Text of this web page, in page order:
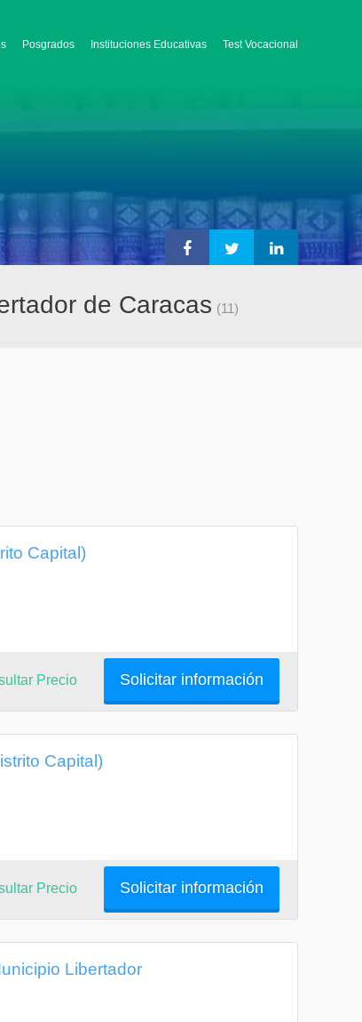
Posgrados Instituciones Educativas Test Vocacional
de Caracas (11)
Capital)
Solicitar información
Precio
Capital)
Solicitar información
Precio
Libertador